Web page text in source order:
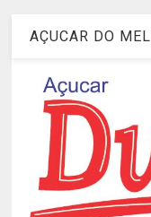
AÇUCAR DO MEL